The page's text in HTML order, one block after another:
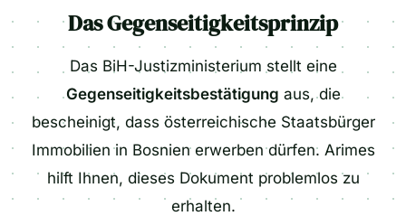
Das Gegenseitigkeitsprinzip
Das BiH-Justizministerium stellt eine
Gegenseitigkeitsbestätigung aus, die
bescheinigt, dass österreichische Staatsbürger
Immobilien in Bosnien erwerben dürfen. Arimes
hilft Ihnen, dieses Dokument problemlos zu
erhalten.